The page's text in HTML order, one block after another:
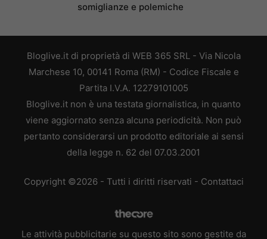
somiglianze e polemiche
Bloglive.it di proprietà di WEB 365 SRL - Via Nicola
Marchese 10, 00141 Roma (RM) - Codice Fiscale e
Partita I.V.A. 12279101005
Bloglive.it non è una testata giornalistica, in quanto
viene aggiornato senza alcuna periodicità. Non può
pertanto considerarsi un prodotto editoriale ai sensi
della legge n. 62 del 07.03.2001
Copyright ©2026 - Tutti i diritti riservati - Contattaci
Le attività pubblicitarie su questo sito sono gestite da